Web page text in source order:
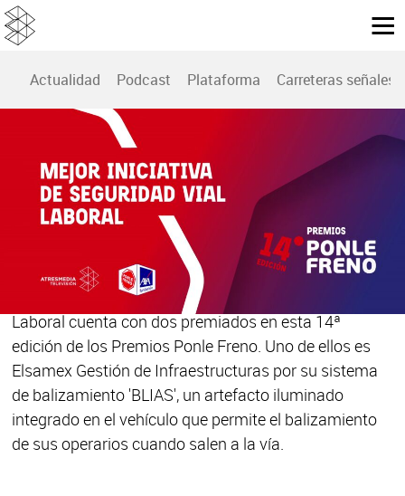
Actualidad Podcast Plataforma Carreteras señales
14ª EDICIÓN PREMIOS PONLE FRENO
Premio Mejor Iniciativa de Seguridad Vial
Laboral: Elsamex Gestión de
Infraestructuras, por su sistema de
balizamiento 'BLIAS'
La categoría Mejor Iniciativa de Seguridad Vial
Laboral cuenta con dos premiados en esta 14ª
edición de los Premios Ponle Freno. Uno de ellos es
Elsamex Gestión de Infraestructuras por su sistema
de balizamiento 'BLIAS', un artefacto iluminado
integrado en el vehículo que permite el balizamiento
de sus operarios cuando salen a la vía.